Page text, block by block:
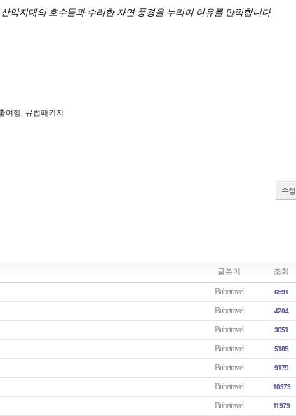
악지대의 호수들과 수려한 자연 풍경을 누리며 여유를 만끽합니다.
여행, 유럽패키지
수정
글쓴이 조회
Bubetravel 6591
Bubetravel 4204
Bubetravel 3051
Bubetravel 5185
Bubetravel 9179
Bubetravel 10979
Bubetravel 11979